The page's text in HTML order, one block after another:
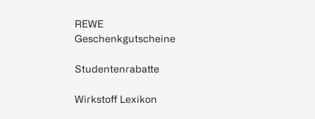
REWE
Geschenkgutscheine
Studentenrabatte
Wirkstoff Lexikon